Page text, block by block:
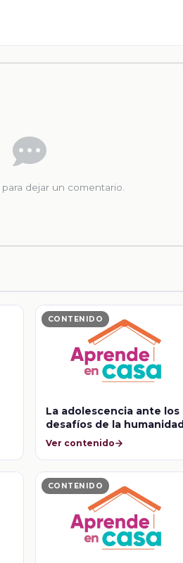
para dejar un comentario.
CONTENIDO
La adolescencia ante los
desafíos de la humanidad
Ver contenido
CONTENIDO